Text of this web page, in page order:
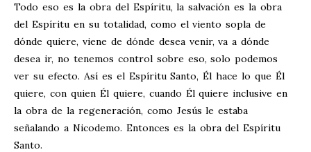
Todo eso es la obra del Espíritu, la salvación es la obra
del Espíritu en su totalidad, como el viento sopla de
dónde quiere, viene de dónde desea venir, va a dónde
desea ir, no tenemos control sobre eso, solo podemos
ver su efecto. Así es el Espíritu Santo, Él hace lo que Él
quiere, con quien Él quiere, cuando Él quiere inclusive en
la obra de la regeneración, como Jesús le estaba
señalando a Nicodemo. Entonces es la obra del Espíritu
Santo.